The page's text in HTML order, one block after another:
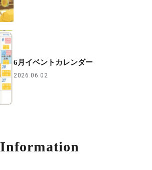
6月イベントカレンダー
2026.06.02
Information